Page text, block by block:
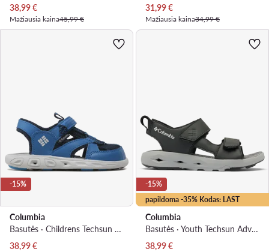
Dabartinė kaina
38,99€
Mažiausia kaina45,99 €
Dabartinė kaina
31,99€
Mažiausia kaina34,99 €
-15%
Columbia
Basutės · Childrens Techsun Wave BC2082 · Mėlyna
Dabartinė kaina
38,99€
papildoma -35% Kodas: LAST
-15%
Columbia
Basutės · Youth Techsun Adveture™ 2148731 · Juoda
Dabartinė kaina
38,99€